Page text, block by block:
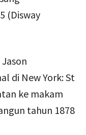
(Disway
di New York: St
ke makam
tahun 1878